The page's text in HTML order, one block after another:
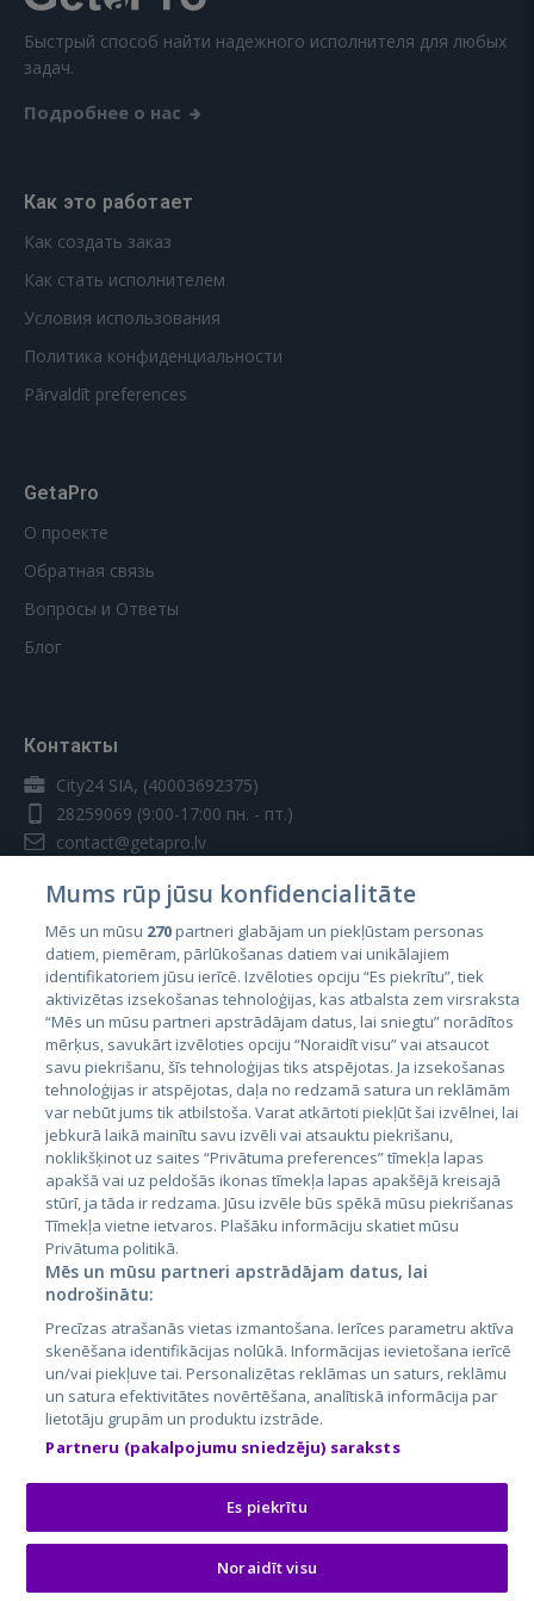
Быстрый способ найти надежного исполнителя для любых
задач.
Подробнее о нас
Как это работает
Как создать заказ
Как стать исполнителем
Условия использования
Политика конфиденциальности
Pārvaldīt preferences
GetaPro
О проекте
Обратная связь
Вопросы и Ответы
Блог
Контакты
City24 SIA, (40003692375)
28259069 (9:00-17:00 пн. - пт.)
contact@getapro.lv
Страны
Эстония
Латвия
Литва
City24.lv
City24.ee
GetaPro.lv
GetaPro.ee
Skelbiu.lt
Autoplius.lt
Aruodas.lt
CVbankas.lt
Kainos.lt
Paslaugos.lt
auto24.ee
Osta.ee
KuldneBörs.ee
Mums rūp jūsu konfidencialitāte
Mēs un mūsu 270partneri glabājam un piekļūstam personas
datiem, piemēram, pārlūkošanas datiem vai unikālajiem
identifikatoriem jūsu ierīcē. Izvēloties opciju “Es piekrītu”, tiek
aktivizētas izsekošanas tehnoloģijas, kas atbalsta zem virsraksta
“Mēs un mūsu partneri apstrādājam datus, lai sniegtu” norādītos
mērķus, savukārt izvēloties opciju “Noraidīt visu” vai atsaucot
savu piekrišanu, šīs tehnoloģijas tiks atspējotas. Ja izsekošanas
tehnoloģijas ir atspējotas, daļa no redzamā satura un reklāmām
var nebūt jums tik atbilstoša. Varat atkārtoti piekļūt šai izvēlnei, lai
jebkurā laikā mainītu savu izvēli vai atsauktu piekrišanu,
noklikšķinot uz saites “Privātuma preferences” tīmekļa lapas
apakšā vai uz peldošās ikonas tīmekļa lapas apakšējā kreisajā
stūrī, ja tāda ir redzama. Jūsu izvēle būs spēkā mūsu piekrišanas
Tīmekļa vietne ietvaros. Plašāku informāciju skatiet mūsu
Privātuma politikā.
Mēs un mūsu partneri apstrādājam datus, lai
nodrošinātu:
Precīzas atrašanās vietas izmantošana. Ierīces parametru aktīva
skenēšana identifikācijas nolūkā. Informācijas ievietošana ierīcē
un/vai piekļuve tai. Personalizētas reklāmas un saturs, reklāmu
un satura efektivitātes novērtēšana, analītiskā informācija par
lietotāju grupām un produktu izstrāde.
Partneru (pakalpojumu sniedzēju) saraksts
Es piekrītu
Noraidīt visu